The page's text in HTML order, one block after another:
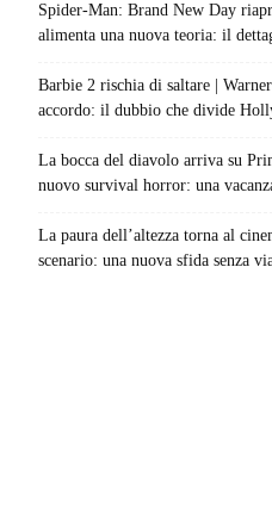
Spider-Man: Brand New Day
alimenta una nuova teoria: il
Barbie 2 rischia di saltare |
accordo: il dubbio che divide
La bocca del diavolo arriva su
nuovo survival horror: una
La paura dell’altezza torna al
scenario: una nuova sfida senza